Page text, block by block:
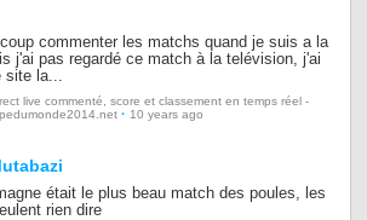
commenter les matchs quand je suis a la
j'ai pas regardé ce match à la telévision, j'ai
site la...
live commenté, score et classement en temps réel -
· 10 years ago
était le plus beau match des poules, les
rien dire